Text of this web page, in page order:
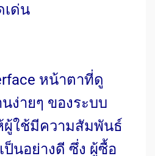
เด่น
หน้าตาที่ดู
ง่ายๆ ของระบบ
ผู้ใช้มีความสัมพันธ์
ป็นอย่างดี ซึ่ง ผู้ซื้อ